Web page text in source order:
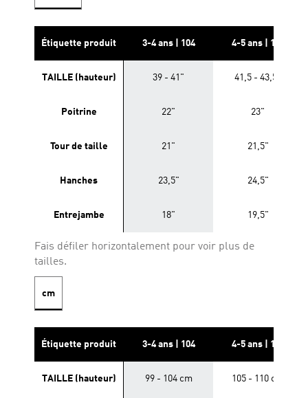
Étiquette produit 3-4 ans | 104 4-5 ans | 110
TAILLE (hauteur) 39 - 41" 41,5 - 43,5"
Poitrine 22" 23"
Tour de taille 21" 21,5"
Hanches 23,5" 24,5"
Entrejambe 18" 19,5"
Fais défiler horizontalement pour voir plus de
tailles.
cm
Étiquette produit 3-4 ans | 104 4-5 ans | 110
TAILLE (hauteur) 99 - 104 cm 105 - 110 cm